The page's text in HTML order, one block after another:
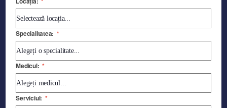
Specialitatea: *
Medicul: *
Serviciul: *